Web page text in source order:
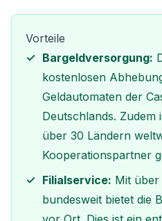
Vorteile
Bargeldversorgung:
kostenlosen
Geldautomaten der
Deutschlands. Zudem
über 30 Ländern
Kooperationspartner
Filialservice: Mit
bundesweit bietet die